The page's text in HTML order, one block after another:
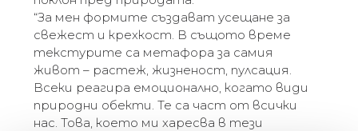
“За мен формите създават усещане за
свежест и крехкост. В същото време
текстурите са метафора за самия
живот – растеж, жизненост, пулсация.
Всеки реагира емоционално, когато види
природни обекти. Те са част от всички
нас. Това, което ми харесва в тези